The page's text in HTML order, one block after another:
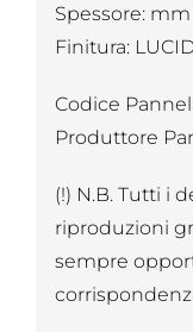
Spessore: mm
Finitura:
Codice
Produttore
(!) N.B. Tutti i
riproduzioni
sempre